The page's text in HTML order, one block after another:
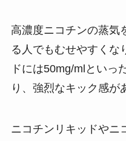
高濃度ニコチンの蒸気
る人でもむせやすくな
ドには50mg/mlといっ
り、強烈なキック感が
ニコチンリキッドやニ